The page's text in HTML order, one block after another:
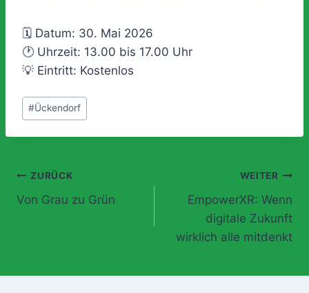
🗓 Datum: 30. Mai 2026
🕐 Uhrzeit: 13.00 bis 17.00 Uhr
💡 Eintritt: Kostenlos
Schlagworte:
#Ückendorf
Beitragsnavigation
ZURÜCK
Von Grau zu Grün
WEITER
EmpowerXR: Wenn
digitale Zukunft
wirklich alle mitdenkt